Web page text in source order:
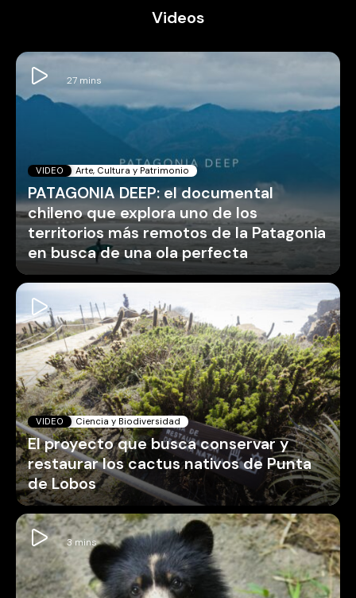
Videos
VIDEO Arte, Cultura y Patrimonio
PATAGONIA DEEP: el documental
chileno que explora uno de los
territorios más remotos de la Patagonia
en busca de una ola perfecta
VIDEO Ciencia y Biodiversidad
El proyecto que busca conservar y
restaurar los cactus nativos de Punta
de Lobos